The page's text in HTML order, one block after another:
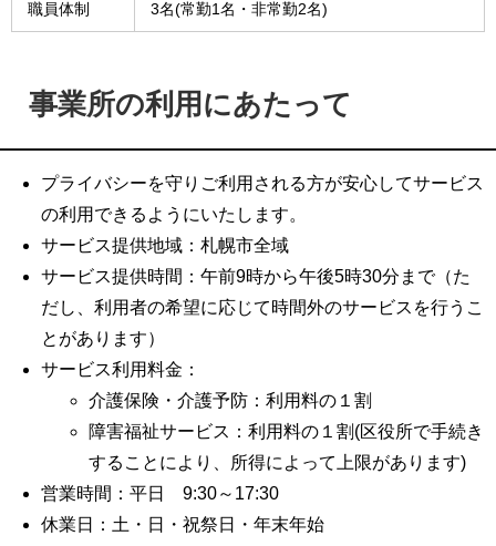
職員体制 3名(常勤1名・非常勤2名)
事業所の利用にあたって
プライバシーを守りご利用される方が安心してサービス
の利用できるようにいたします。
サービス提供地域：札幌市全域
サービス提供時間：午前9時から午後5時30分まで（た
だし、利用者の希望に応じて時間外のサービスを行うこ
とがあります）
サービス利用料金：
介護保険・介護予防：利用料の１割
障害福祉サービス：利用料の１割(区役所で手続き
することにより、所得によって上限があります)
営業時間：平日 9:30～17:30
休業日：土・日・祝祭日・年末年始